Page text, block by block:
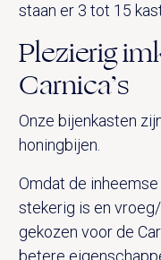
staan er 3 tot 15
Plezierig
Carnica’s
Onze bijenkasten
honingbijen.
Omdat de
stekerig is en
gekozen voor de
betere